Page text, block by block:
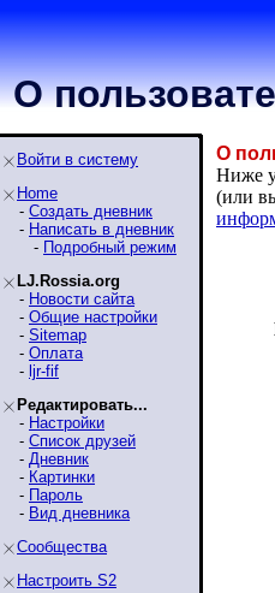
О
Войти в систему
Home
- Создать дневник
- Написать в дневник
- Подробный режим
LJ.Rossia.org
- Новости сайта
- Общие настройки
- Sitemap
- Оплата
- ljr-fif
Редактировать...
- Настройки
- Список друзей
- Дневник
- Картинки
- Пароль
- Вид дневника
Сообщества
Настроить S2
О
Ниже
(или